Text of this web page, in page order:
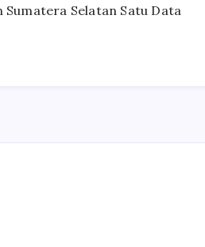
Sumatera Selatan Satu Data